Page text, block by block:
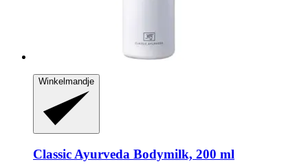
Winkelmandje
Classic Ayurveda Bodymilk, 200 ml